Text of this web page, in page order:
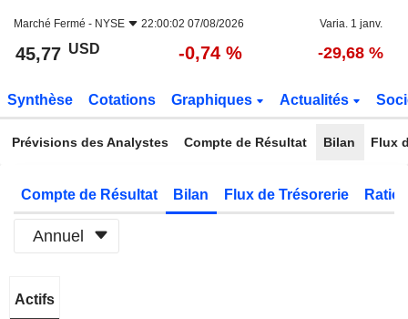
Marché Fermé - NYSE 22:00:02 07/08/2026 Varia. 1 janv.
45,77 USD -0,74 % -29,68 %
Synthèse Cotations Graphiques Actualités
Prévisions des Analystes Compte de Résultat Bilan Flux
Compte de Résultat Bilan Flux de Trésorerie
Annuel
Fiscale:
Actifs